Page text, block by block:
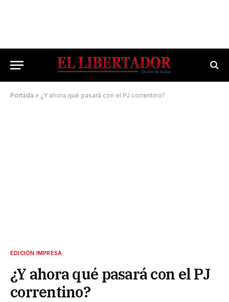
Portada » ¿Y ahora qué pasará con el PJ correntino?
EDICIÓN IMPRESA
¿Y ahora qué pasará con el PJ
correntino?